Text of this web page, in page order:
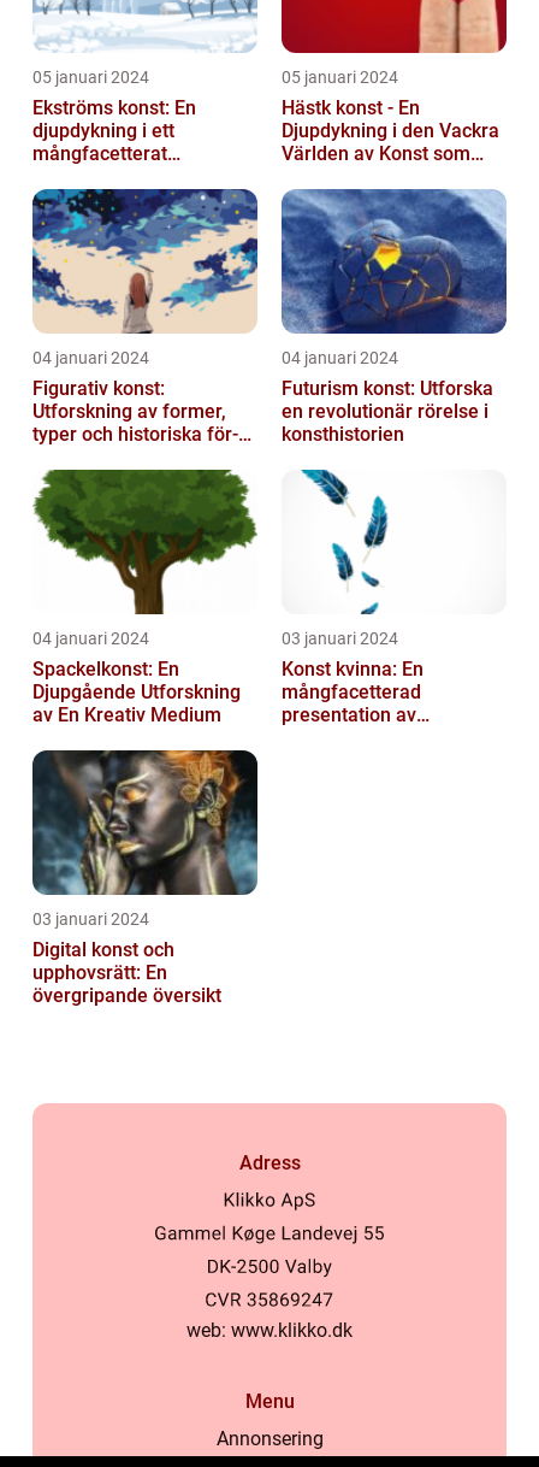
05 januari 2024
Ekströms konst: En
djupdykning i ett
mångfacetterat
05 januari 2024
Hästk konst - En
Djupdykning i den Vackra
Världen av Konst som
04 januari 2024
Figurativ konst:
Utforskning av former,
typer och historiska för-
04 januari 2024
Futurism konst: Utforska
en revolutionär rörelse i
konsthistorien
04 januari 2024
Spackelkonst: En
Djupgående Utforskning
av En Kreativ Medium
03 januari 2024
Konst kvinna: En
mångfacetterad
presentation av
03 januari 2024
Digital konst och
upphovsrätt: En
övergripande översikt
Adress
web: www.klikko.dk
Menu
Annonsering